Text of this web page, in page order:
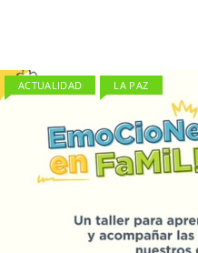
ACTUALIDAD LA PAZ